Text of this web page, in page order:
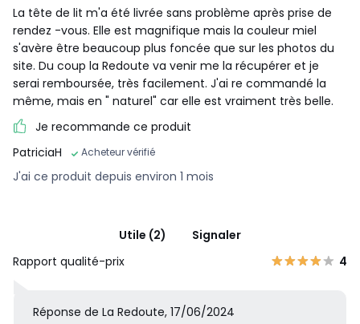
La tête de lit m'a été livrée sans problème après prise de
rendez -vous. Elle est magnifique mais la couleur miel
s'avère être beaucoup plus foncée que sur les photos du
site. Du coup la Redoute va venir me la récupérer et je
serai remboursée, très facilement. J'ai re commandé la
même, mais en " naturel" car elle est vraiment très belle.
Je recommande ce produit
PatriciaH
Acheteur vérifié
J'ai ce produit depuis environ 1 mois
Utile (2)
Signaler
Rapport qualité-prix
4
Réponse de La Redoute, 17/06/2024